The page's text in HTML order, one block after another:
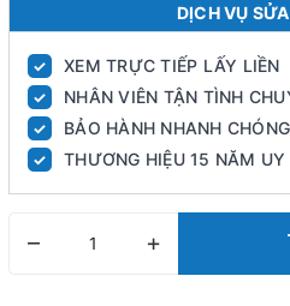
DỊCH VỤ
✓ XEM TRỰC TIẾP LẤY LIỀN
✓ NHÂN VIÊN TẬN TÌNH
✓ BẢO HÀNH NHANH CHÓNG
✓ THƯƠNG HIỆU 15 NĂM UY
– +